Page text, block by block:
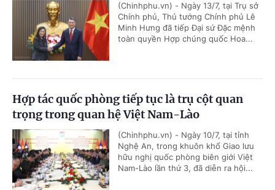
(Chinhphu.vn) - Ngày 13/7, tại Trụ sở
Chính phủ, Thủ tướng Chính phủ Lê
Minh Hưng đã tiếp Đại sứ Đặc mệnh
toàn quyền Hợp chúng quốc Hoa...
Hợp tác quốc phòng tiếp tục là trụ cột quan
trọng trong quan hệ Việt Nam-Lào
(Chinhphu.vn) - Ngày 10/7, tại tỉnh
Nghệ An, trong khuôn khổ Giao lưu
hữu nghị quốc phòng biên giới Việt
Nam-Lào lần thứ 3, đã diễn ra hội...